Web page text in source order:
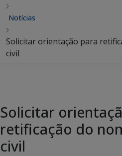
Notícias
Solicitar orientação para
civil
Solicitar
retificação do
civil